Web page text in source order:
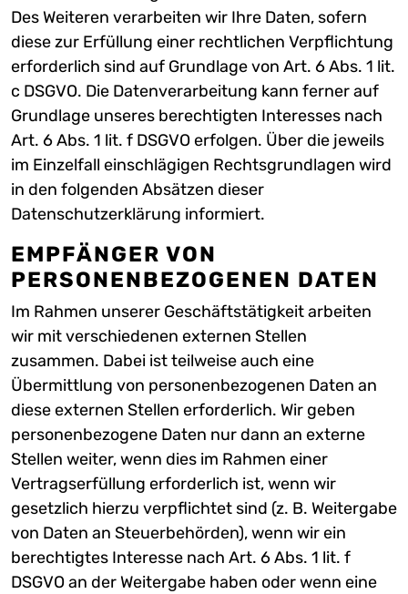
Des Weiteren verarbeiten wir Ihre Daten, sofern
diese zur Erfüllung einer rechtlichen Verpflichtung
erforderlich sind auf Grundlage von Art. 6 Abs. 1 lit.
c DSGVO. Die Datenverarbeitung kann ferner auf
Grundlage unseres berechtigten Interesses nach
Art. 6 Abs. 1 lit. f DSGVO erfolgen. Über die jeweils
im Einzelfall einschlägigen Rechtsgrundlagen wird
in den folgenden Absätzen dieser
Datenschutzerklärung informiert.
EMPFÄNGER VON
PERSONENBEZOGENEN DATEN
Im Rahmen unserer Geschäftstätigkeit arbeiten
wir mit verschiedenen externen Stellen
zusammen. Dabei ist teilweise auch eine
Übermittlung von personenbezogenen Daten an
diese externen Stellen erforderlich. Wir geben
personenbezogene Daten nur dann an externe
Stellen weiter, wenn dies im Rahmen einer
Vertragserfüllung erforderlich ist, wenn wir
gesetzlich hierzu verpflichtet sind (z. B. Weitergabe
von Daten an Steuerbehörden), wenn wir ein
berechtigtes Interesse nach Art. 6 Abs. 1 lit. f
DSGVO an der Weitergabe haben oder wenn eine